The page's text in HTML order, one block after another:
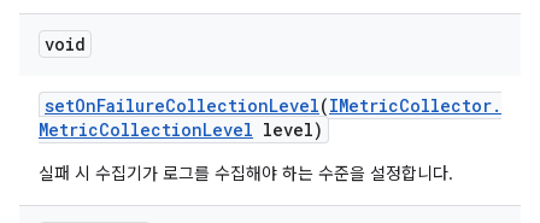
void
setOnFailureCollectionLevel(IMetricCollector.
MetricCollectionLevel level)
실패 시 수집기가 로그를 수집해야 하는 수준을 설정합니다.